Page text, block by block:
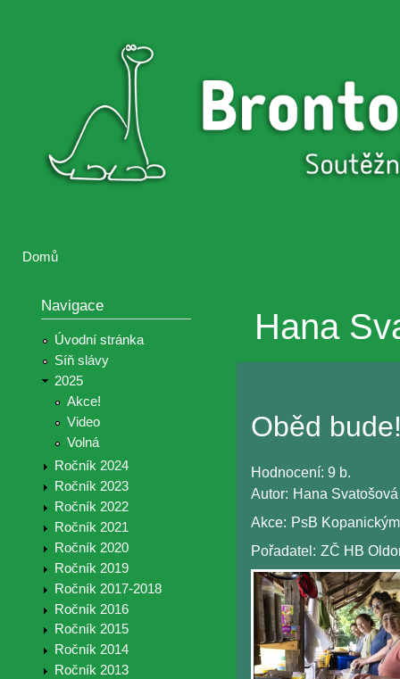
Brontosaurus
Brontosaurus
Domů
Navigace
Úvodní stránka
Síň slávy
2025
Akce!
Video
Volná
Ročník 2024
Ročník 2023
Ročník 2022
Ročník 2021
Ročník 2020
Ročník 2019
Ročník 2017-2018
Ročník 2016
Ročník 2015
Ročník 2014
Ročník 2013
Hana
Oběd
Hodnocení: 9 b.
Autor: Hana Svatošová
Akce: PsB
Pořadatel: ZČ HB